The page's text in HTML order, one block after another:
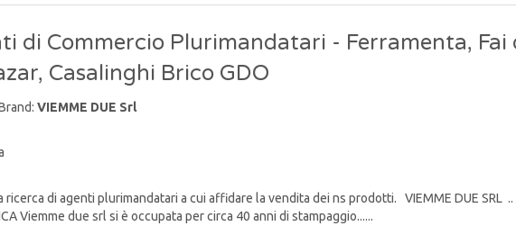
di Commercio Plurimandatari - Ferramenta, Fai
Casalinghi Brico GDO
VIEMME DUE Srl
ricerca di agenti plurimandatari a cui affidare la vendita dei ns prodotti. VIEMME DUE SRL ..
Viemme due srl si è occupata per circa 40 anni di stampaggio......